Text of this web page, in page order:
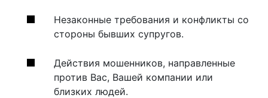
Незаконные требования и конфликты со
стороны бывших супругов.
Действия мошенников, направленные
против Вас, Вашей компании или
близких людей.